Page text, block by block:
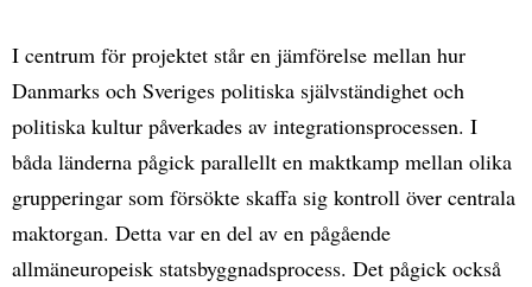
I centrum för projektet står en jämförelse mellan hur
Danmarks och Sveriges politiska självständighet och
politiska kultur påverkades av integrationsprocessen. I
båda länderna pågick parallellt en maktkamp mellan olika
grupperingar som försökte skaffa sig kontroll över centrala
maktorgan. Detta var en del av en pågående
allmäneuropeisk statsbyggnadsprocess. Det pågick också